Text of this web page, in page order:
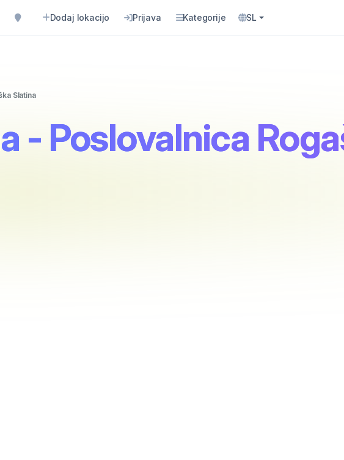
Dodaj lokacijo Prijava Kategorije SL
Slatina
- Poslovalnica